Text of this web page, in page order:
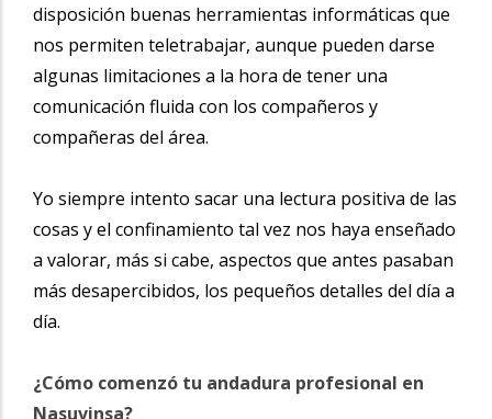
disposición buenas herramientas informáticas que
nos permiten teletrabajar, aunque pueden darse
algunas limitaciones a la hora de tener una
comunicación fluida con los compañeros y
compañeras del área.
Yo siempre intento sacar una lectura positiva de las
cosas y el confinamiento tal vez nos haya enseñado
a valorar, más si cabe, aspectos que antes pasaban
más desapercibidos, los pequeños detalles del día a
día.
¿Cómo comenzó tu andadura profesional en
Nasuvinsa?